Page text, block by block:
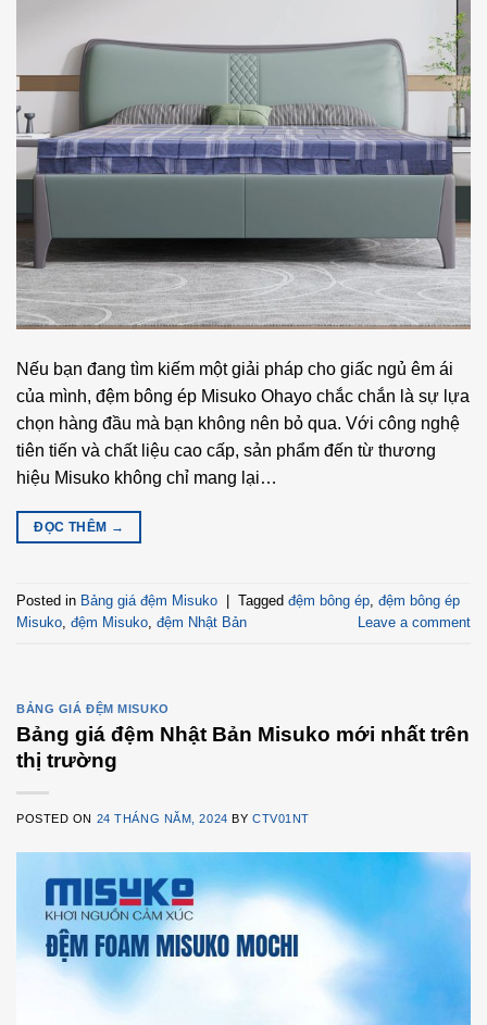
Nếu bạn đang tìm kiếm một giải pháp cho giấc ngủ êm ái
của mình, đệm bông ép Misuko Ohayo chắc chắn là sự lựa
chọn hàng đầu mà bạn không nên bỏ qua. Với công nghệ
tiên tiến và chất liệu cao cấp, sản phẩm đến từ thương
hiệu Misuko không chỉ mang lại…
ĐỌC THÊM →
Posted in Bảng giá đệm Misuko Tagged đệm bông ép, đệm bông ép
Misuko, đệm Misuko, đệm Nhật Bản Leave a comment
BẢNG GIÁ ĐỆM MISUKO
Bảng giá đệm Nhật Bản Misuko mới nhất trên
thị trường
POSTED ON 24 THÁNG NĂM, 2024 BY CTV01NT